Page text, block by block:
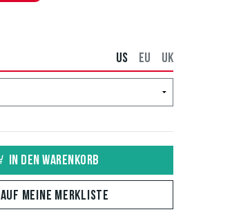
UK
EU
US
IN DEN WARENKORB
AUF MEINE MERKLISTE